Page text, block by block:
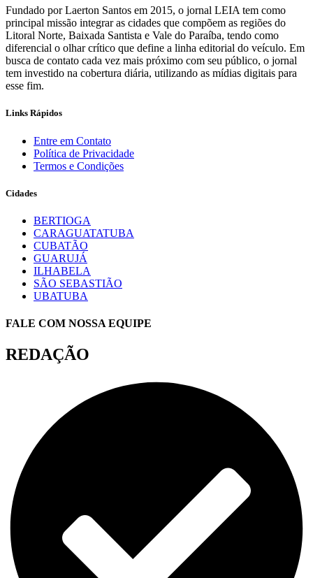
Fundado por Laerton Santos em 2015, o jornal LEIA tem como
principal missão integrar as cidades que compõem as regiões do
Litoral Norte, Baixada Santista e Vale do Paraíba, tendo como
diferencial o olhar crítico que define a linha editorial do veículo. Em
busca de contato cada vez mais próximo com seu público, o jornal
tem investido na cobertura diária, utilizando as mídias digitais para
esse fim.
Links Rápidos
Entre em Contato
Política de Privacidade
Termos e Condições
Cidades
BERTIOGA
CARAGUATATUBA
CUBATÃO
GUARUJÁ
ILHABELA
SÃO SEBASTIÃO
UBATUBA
FALE COM NOSSA EQUIPE
REDAÇÃO